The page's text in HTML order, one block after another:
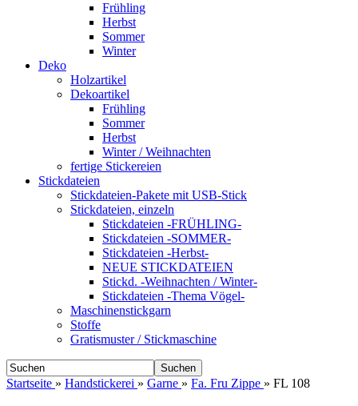
Frühling
Herbst
Sommer
Winter
Deko
Holzartikel
Dekoartikel
Frühling
Sommer
Herbst
Winter / Weihnachten
fertige Stickereien
Stickdateien
Stickdateien-Pakete mit USB-Stick
Stickdateien, einzeln
Stickdateien -FRÜHLING-
Stickdateien -SOMMER-
Stickdateien -Herbst-
NEUE STICKDATEIEN
Stickd. -Weihnachten / Winter-
Stickdateien -Thema Vögel-
Maschinenstickgarn
Stoffe
Gratismuster / Stickmaschine
Suchen
Startseite » Handstickerei » Garne » Fa. Fru Zippe » FL 108